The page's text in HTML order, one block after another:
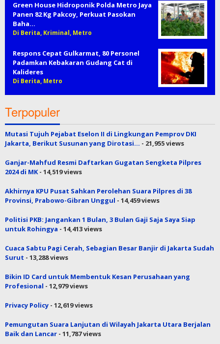
Green House Hidroponik Polda Metro Jaya
Panen 82 Kg Pakcoy, Perkuat Pasokan
Baha…
Di Berita, Kriminal, Metro
Respons Cepat Gulkarmat, 80 Personel
Padamkan Kebakaran Gudang Cat di
Kalideres
Di Berita, Metro
Terpopuler
Mutasi Tujuh Pejabat Eselon II di Lingkungan Pemprov DKI
Jakarta, Berikut Susunan yang Dirotasi… - 21,955 views
Ganjar-Mahfud Resmi Daftarkan Gugatan Sengketa Pilpres
2024 di MK- 14,519 views
Akhirnya KPU Pusat Sahkan Perolehan Suara Pilpres di 38
Provinsi, Prabowo-Gibran Unggul - 14,459 views
Politisi PKB: Jangankan 1 Bulan, 3 Bulan Gaji Saja Saya Siap
untuk Rohingya - 14,413 views
Cuaca Sabtu Pagi Cerah, Sebagian Besar Banjir di Jakarta Sudah
Surut - 13,288 views
Bikin ID Card untuk Membentuk Kesan Perusahaan yang
Profesional - 12,979 views
Privacy Policy - 12,619 views
Pemungutan Suara Lanjutan di Wilayah Jakarta Utara Berjalan
Baik dan Lancar - 11,787 views